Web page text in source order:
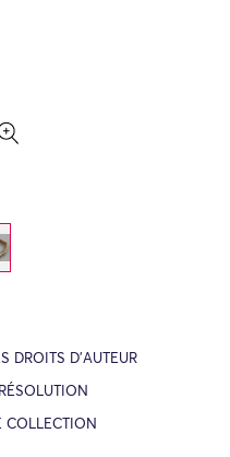
DROITS D’AUTEUR
COLLECTION